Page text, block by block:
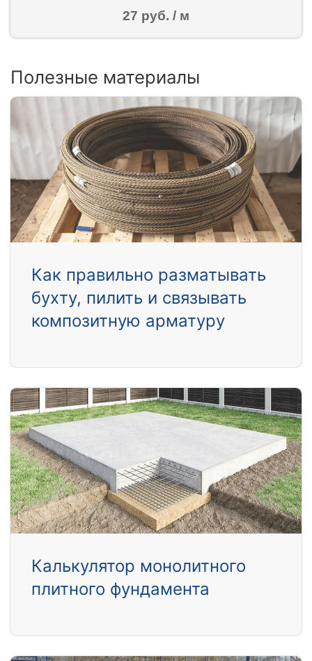
27 руб. / м
Полезные материалы
Как правильно разматывать
бухту, пилить и связывать
композитную арматуру
Калькулятор монолитного
плитного фундамента